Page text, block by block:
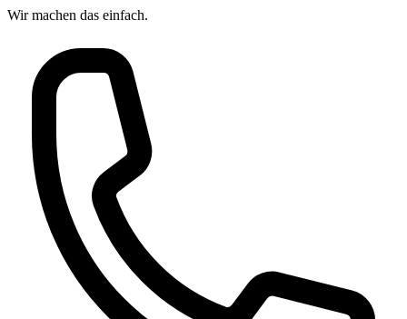
Wir machen das einfach.